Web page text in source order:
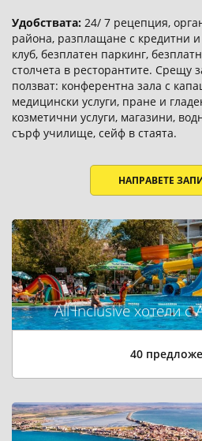
Удобствата: 24/ 7 рецепция,
района, разплащане с кредитни
клуб, безплатен паркинг,
столчета в ресторантите. Срещу
ползват: конферентна зала с
медицински услуги, пране и
козметични услуги, магазини,
сърф училище, сейф в стаята.
НАПРАВЕТЕ
All Inclusive хотели с
40